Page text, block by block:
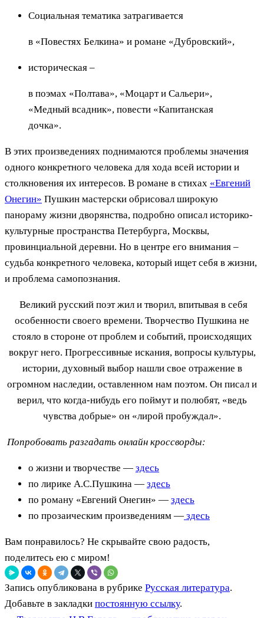
Социальная тематика затрагивается
в «Повестях Белкина» и романе «Дубровский»,
историческая –
в поэмах «Полтава», «Моцарт и Сальери»,
«Медный всадник», повести «Капитанская
дочка».
В этих произведениях поднимаются проблемы значения
одного конкретного человека для хода всей истории и
столкновения их интересов. В романе в стихах «Евгений
Онегин» Пушкин мастерски обрисовал широкую
панораму жизни дворянства, подробно описал историко-
культурные пространства Петербурга, Москвы,
провинциальной деревни. Но в центре его внимания –
судьба конкретного человека, который ищет себя в жизни,
и проблема самопознания.
Великий русский поэт жил и творил, впитывая в себя
особенности своего времени. Творчество Пушкина не
стояло в стороне от проблем и событий, происходящих
вокруг него. Прогрессивные искания, вопросы культуры,
истории, духовный выбор нашли свое отражение в
огромном наследии, оставленном нам поэтом. Он писал и
верил, что когда-нибудь его поймут и полюбят, «ведь
чувства добрые» он «лирой пробуждал».
Попробовать разгадать онлайн кроссворды:
о жизни и творчестве — здесь
по лирике А.С.Пушкина — здесь
по роману «Евгений Онегин» — здесь
по прозаическим произведениям — здесь
Вам понравилось? Не скрывайте свою радость,
поделитесь ею с миром!
Запись опубликована в рубрике Русская литература.
Добавьте в закладки постоянную ссылку.